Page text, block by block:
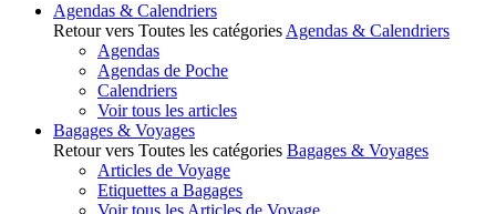
Agendas & Calendriers
Retour vers Toutes les catégories Agendas & Calendriers
Agendas
Agendas de Poche
Calendriers
Voir tous les articles
Bagages & Voyages
Retour vers Toutes les catégories Bagages & Voyages
Articles de Voyage
Etiquettes a Bagages
Voir tous les Articles de Voyage